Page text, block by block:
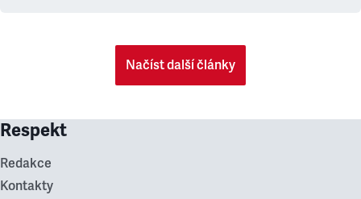
Načíst další články
Respekt
Redakce
Kontakty